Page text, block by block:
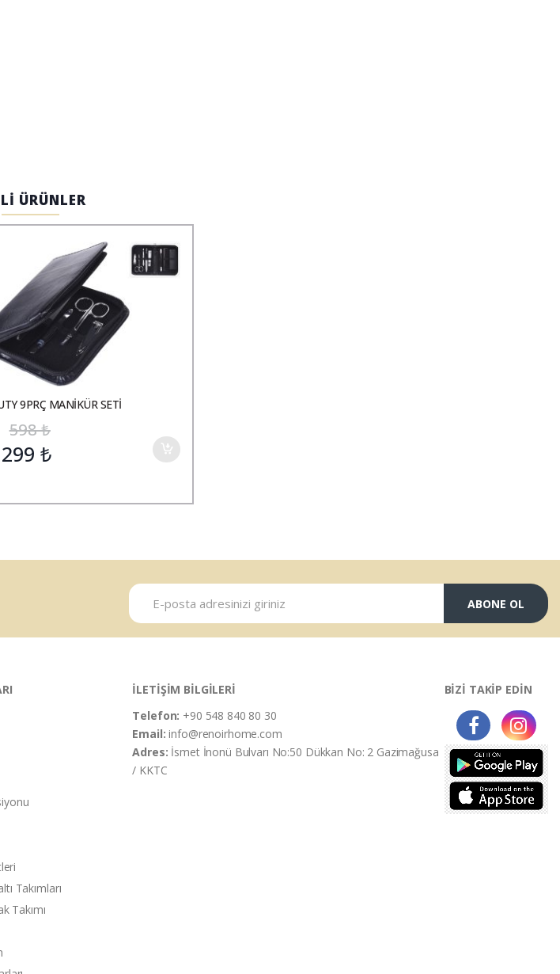
ÜRÜNLER
9PRÇ MANİKÜR SETİ
598₺
299 ₺
ABONE OL
Takımları
Takımı
İLETİŞİM BİLGİLERİ
Telefon: +90 548 840 80 30
Email:info@renoirhome.com
Adres: İsmet İnonü Bulvarı No:50 Dükkan No: 2 Gazimağusa
/ KKTC
BİZİ TAKİP EDİN